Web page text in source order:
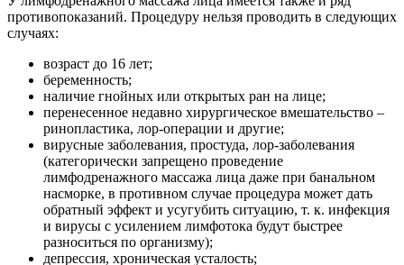
противопоказаний. Процедуру нельзя проводить в следующих
случаях:
возраст до 16 лет;
беременность;
наличие гнойных или открытых ран на лице;
перенесенное недавно хирургическое вмешательство –
ринопластика, лор-операции и другие;
вирусные заболевания, простуда, лор-заболевания
(категорически запрещено проведение
лимфодренажного массажа лица даже при банальном
насморке, в противном случае процедура может дать
обратный эффект и усугубить ситуацию, т. к. инфекция
и вирусы с усилением лимфотока будут быстрее
разноситься по организму);
депрессия, хроническая усталость;